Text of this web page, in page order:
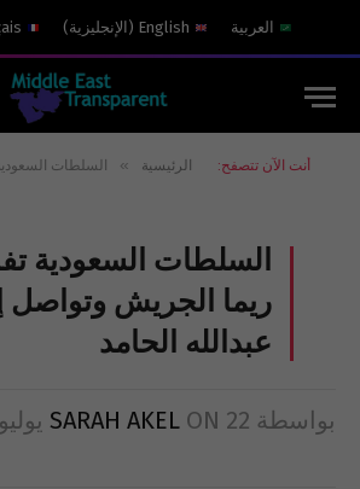
العربية English
( الإنجليزية)
أنت الآن تتصفح: الرئيسية » السلطات السعودية تفرج عن
السلطات السعودية
ريما الجريش وتواصل
عبدالله الحامد
بواسطة SARAH AKEL ON 22 يوليو 2007